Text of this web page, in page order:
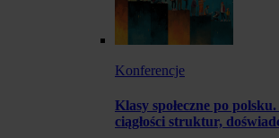
Konferencje
Klasy społeczne po
ciągłości struktur,